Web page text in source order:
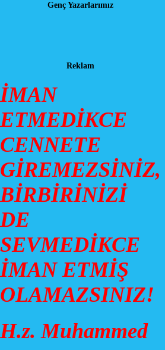
Genç Yazarlarımız
Reklam
İMAN
ETMEDİKCE
CENNETE
GİREMEZSİNİZ,
BİRBİRİNİZİ
DE
SEVMEDİKCE
İMAN ETMİŞ
OLAMAZSINIZ!
H.z. Muhammed